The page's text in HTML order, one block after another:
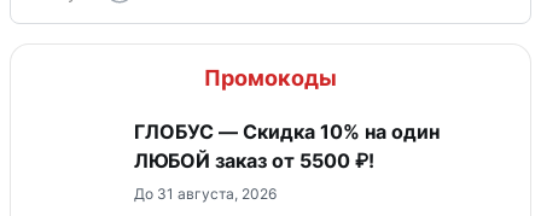
Промокоды
ГЛОБУС — Скидка 10% на один
ЛЮБОЙ заказ от 5500 ₽!
До 31 августа, 2026